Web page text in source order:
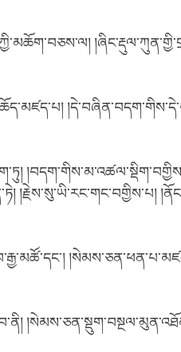
།རྗེས་སུ་ཡི་རང་གང་བགྱིས་པ།